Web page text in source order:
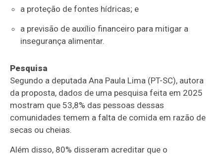
a proteção de fontes hídricas; e
a previsão de auxílio financeiro para mitigar a
insegurança alimentar.
Pesquisa
Segundo a deputada Ana Paula Lima (PT-SC), autora
da proposta, dados de uma pesquisa feita em 2025
mostram que 53,8% das pessoas dessas
comunidades temem a falta de comida em razão de
secas ou cheias.
Além disso, 80% disseram acreditar que o